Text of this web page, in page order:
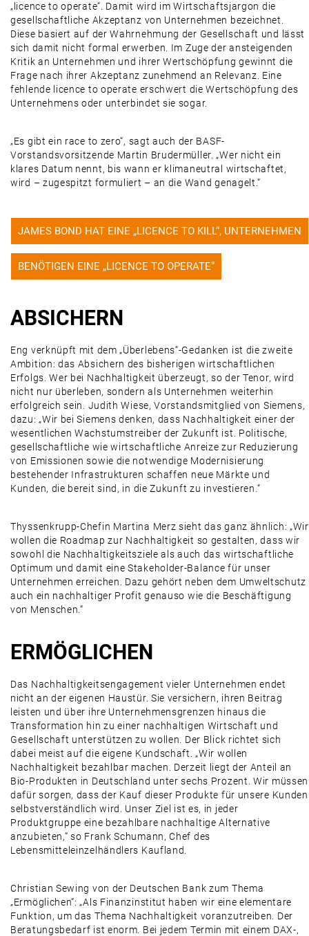
„licence to operate“. Damit wird im Wirtschaftsjargon die
gesellschaftliche Akzeptanz von Unternehmen bezeichnet.
Diese basiert auf der Wahrnehmung der Gesellschaft und lässt
sich damit nicht formal erwerben. Im Zuge der ansteigenden
Kritik an Unternehmen und ihrer Wertschöpfung gewinnt die
Frage nach ihrer Akzeptanz zunehmend an Relevanz. Eine
fehlende licence to operate erschwert die Wertschöpfung des
Unternehmens oder unterbindet sie sogar.
„Es gibt ein race to zero“, sagt auch der BASF-
Vorstandsvorsitzende Martin Brudermüller. „Wer nicht ein
klares Datum nennt, bis wann er klimaneutral wirtschaftet,
wird – zugespitzt formuliert – an die Wand genagelt.“
JAMES BOND HAT EINE „LICENCE TO KILL“, UNTERNEHMEN
BENÖTIGEN EINE „LICENCE TO OPERATE“
ABSICHERN
Eng verknüpft mit dem „Überlebens“-Gedanken ist die zweite
Ambition: das Absichern des bisherigen wirtschaftlichen
Erfolgs. Wer bei Nachhaltigkeit überzeugt, so der Tenor, wird
nicht nur überleben, sondern als Unternehmen weiterhin
erfolgreich sein. Judith Wiese, Vorstandsmitglied von Siemens,
dazu: „Wir bei Siemens denken, dass Nachhaltigkeit einer der
wesentlichen Wachstumstreiber der Zukunft ist. Politische,
gesellschaftliche wie wirtschaftliche Anreize zur Reduzierung
von Emissionen sowie die notwendige Modernisierung
bestehender Infrastrukturen schaffen neue Märkte und
Kunden, die bereit sind, in die Zukunft zu investieren.“
Thyssenkrupp-Chefin Martina Merz sieht das ganz ähnlich: „Wir
wollen die Roadmap zur Nachhaltigkeit so gestalten, dass wir
sowohl die Nachhaltigkeitsziele als auch das wirtschaftliche
Optimum und damit eine Stakeholder-Balance für unser
Unternehmen erreichen. Dazu gehört neben dem Umweltschutz
auch ein nachhaltiger Profit genauso wie die Beschäftigung
von Menschen.“
ERMÖGLICHEN
Das Nachhaltigkeitsengagement vieler Unternehmen endet
nicht an der eigenen Haustür. Sie versichern, ihren Beitrag
leisten und über ihre Unternehmensgrenzen hinaus die
Transformation hin zu einer nachhaltigen Wirtschaft und
Gesellschaft unterstützen zu wollen. Der Blick richtet sich
dabei meist auf die eigene Kundschaft. „Wir wollen
Nachhaltigkeit bezahlbar machen. Derzeit liegt der Anteil an
Bio-Produkten in Deutschland unter sechs Prozent. Wir müssen
dafür sorgen, dass der Kauf dieser Produkte für unsere Kunden
selbstverständlich wird. Unser Ziel ist es, in jeder
Produktgruppe eine bezahlbare nachhaltige Alternative
anzubieten,“ so Frank Schumann, Chef des
Lebensmitteleinzelhändlers Kaufland.
Christian Sewing von der Deutschen Bank zum Thema
„Ermöglichen“: „Als Finanzinstitut haben wir eine elementare
Funktion, um das Thema Nachhaltigkeit voranzutreiben. Der
Beratungsbedarf ist enorm. Bei jedem Termin mit einem DAX-,